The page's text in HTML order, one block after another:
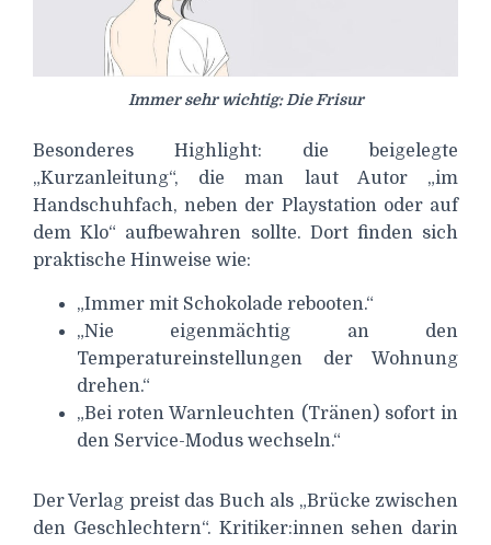
Immer sehr wichtig: Die Frisur
Besonderes Highlight: die beigelegte
„Kurzanleitung“, die man laut Autor „im
Handschuhfach, neben der Playstation oder auf
dem Klo“ aufbewahren sollte. Dort finden sich
praktische Hinweise wie:
„Immer mit Schokolade rebooten.“
„Nie eigenmächtig an den
Temperatureinstellungen der Wohnung
drehen.“
„Bei roten Warnleuchten (Tränen) sofort in
den Service-Modus wechseln.“
Der Verlag preist das Buch als „Brücke zwischen
den Geschlechtern“. Kritiker:innen sehen darin